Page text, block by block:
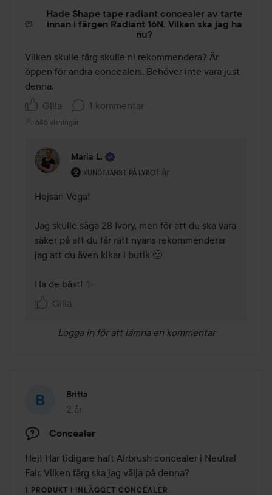
Hade Shape tape radiant concealer av tarte
innan i färgen Radiant 16N. Vilken ska jag ha
nu?
Vilken skulle färg skulle ni rekommendera? Är
öppen för andra concealers. Behöver inte vara just
denna.
Gilla
1 kommentar
646 visningar
Maria L.
KUNDTJÄNST PÅ LYKO
Användarens roll: Kundtjänst på Lyko.
1 år
Kommentaren lades 1 år
Hejsan Vega!
Jag skulle säga 28 Ivory, men för att du ska vara
säker på att du får rätt nyans rekommenderar
jag att du även kikar i butik 🙂
Ha de bäst! ✨
Gilla
Logga in för att lämna en kommentar
Britta
2 år
Inlägget skapades 2 år
Concealer
Hej! Har tidigare haft Airbrush concealer i Neutral
Fair. Vilken färg ska jag välja på denna?
1 PRODUKT I INLÄGGET CONCEALER